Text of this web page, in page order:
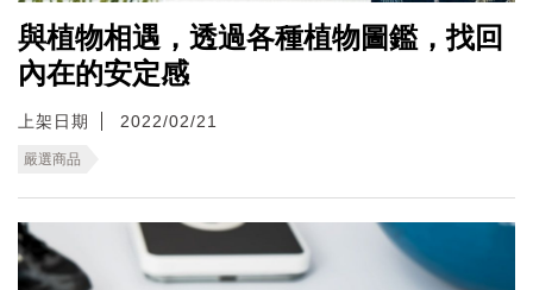
與植物相遇，透過各種植物圖鑑，找回
內在的安定感
上架日期 2022/02/21
嚴選商品